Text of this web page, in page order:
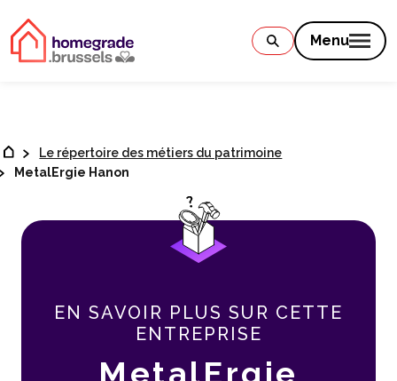
Menu
Le répertoire des métiers du patrimoine
MetalErgie Hanon
EN SAVOIR PLUS SUR CETTE
ENTREPRISE
MetalErgie